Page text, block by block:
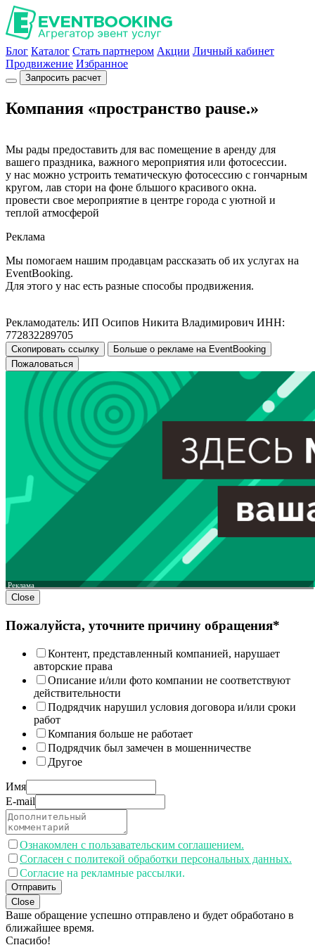
Блог Каталог Стать партнером Акции Личный кабинет
Продвижение Избранное
Запросить расчет
Компания «пространство pause.»
Мы рады предоставить для вас помещение в аренду для
вашего праздника, важного мероприятия или фотосессии.
у нас можно устроить тематическую фотосессию с гончарным
кругом, лав стори на фоне бльшого красивого окна.
провести свое мероприятие в центре города с уютной и
теплой атмосферой
Реклама
Мы помогаем нашим продавцам рассказать об их услугах на
EventBooking.
Для этого у нас есть разные способы продвижения.
Рекламодатель: ИП Осипов Никита Владимирович ИНН:
772832289705
Скопировать ссылку
Больше о рекламе на EventBooking
Пожаловаться
Реклама
Close
Пожалуйста, уточните причину обращения*
Контент, представленный компанией, нарушает
авторские права
Описание и/или фото компании не соответствуют
действительности
Подрядчик нарушил условия договора и/или сроки
работ
Компания больше не работает
Подрядчик был замечен в мошенничестве
Другое
Имя
E-mail
Ознакомлен с пользавательским соглашением.
Согласен с политекой обработки персональных данных.
Согласие на рекламные рассылки.
Отправить
Close
Ваше обращение успешно отправлено и будет обработано в
ближайшее время.
Спасибо!